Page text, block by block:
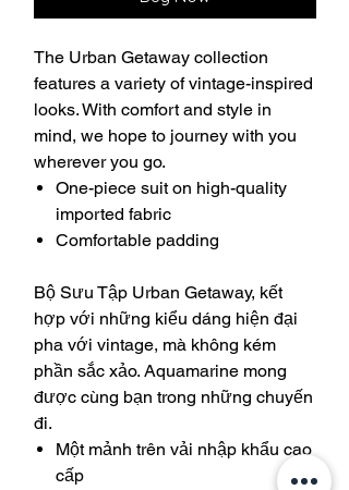
The Urban Getaway collection
features a variety of vintage-inspired
looks. With comfort and style in
mind, we hope to journey with you
wherever you go.
One-piece suit on high-quality
imported fabric
Comfortable padding
Bộ Sưu Tập Urban Getaway, kết
hợp với những kiểu dáng hiện đại
pha với vintage, mà không kém
phần sắc xảo. Aquamarine mong
được cùng bạn trong những chuyến
đi.
Một mảnh trên vải nhập khẩu cao
cấp